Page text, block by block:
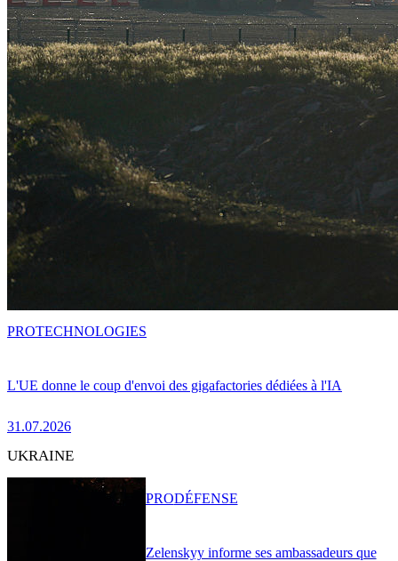
L'UE donne le coup d'envoi des gigafactories dédiées à l'IA
31.07.2026
PROTECHNOLOGIES
UKRAINE
Zelenskyy informe ses ambassadeurs que
PRODÉFENSE